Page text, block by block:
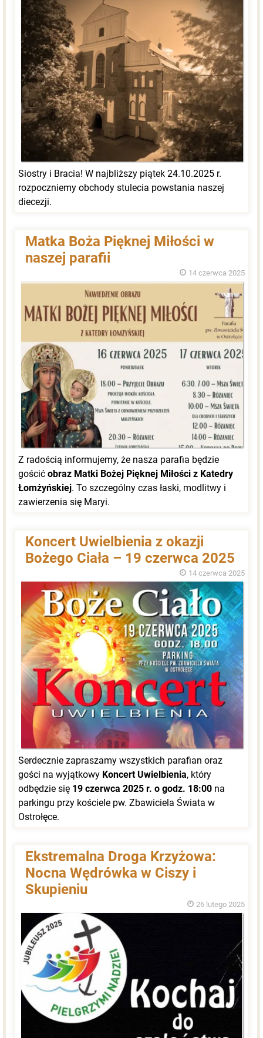
Siostry i Bracia! W najbliższy piątek 24.10.2025 r.
rozpoczniemy obchody stulecia powstania naszej
diecezji.
Matka Boża Pięknej Miłości w
naszej parafii
14 czerwca 2025
Z radością informujemy, że nasza parafia będzie
gościć obraz Matki Bożej Pięknej Miłości z Katedry
Łomżyńskiej. To szczególny czas łaski, modlitwy i
zawierzenia się Maryi.
Koncert Uwielbienia z okazji
Bożego Ciała – 19 czerwca 2025
14 czerwca 2025
Serdecznie zapraszamy wszystkich parafian oraz
gości na wyjątkowy Koncert Uwielbienia, który
odbędzie się 19 czerwca 2025 r. o godz. 18:00 na
parkingu przy kościele pw. Zbawiciela Świata w
Ostrołęce.
Ekstremalna Droga Krzyżowa:
Nocna Wędrówka w Ciszy i
Skupieniu
26 lutego 2025